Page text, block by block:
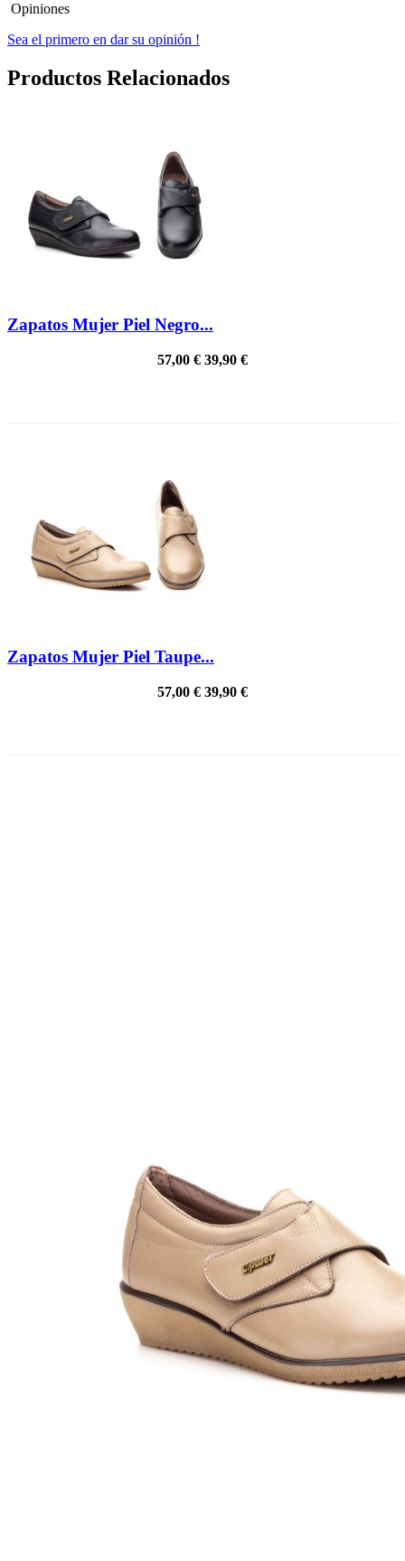
Opiniones
Sea el primero en dar su opinión !
Productos Relacionados
Zapatos Mujer Piel Negro...
57,00 € 39,90 €
Zapatos Mujer Piel Taupe...
57,00 € 39,90 €